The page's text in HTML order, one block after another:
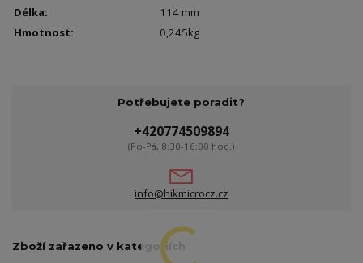
Délka:
114 mm
Hmotnost:
0,245kg
Potřebujete poradit?
+420774509894
(Po-Pá, 8:30-16:00 hod.)
info@hikmicrocz.cz
Zboží zařazeno v kategoriích